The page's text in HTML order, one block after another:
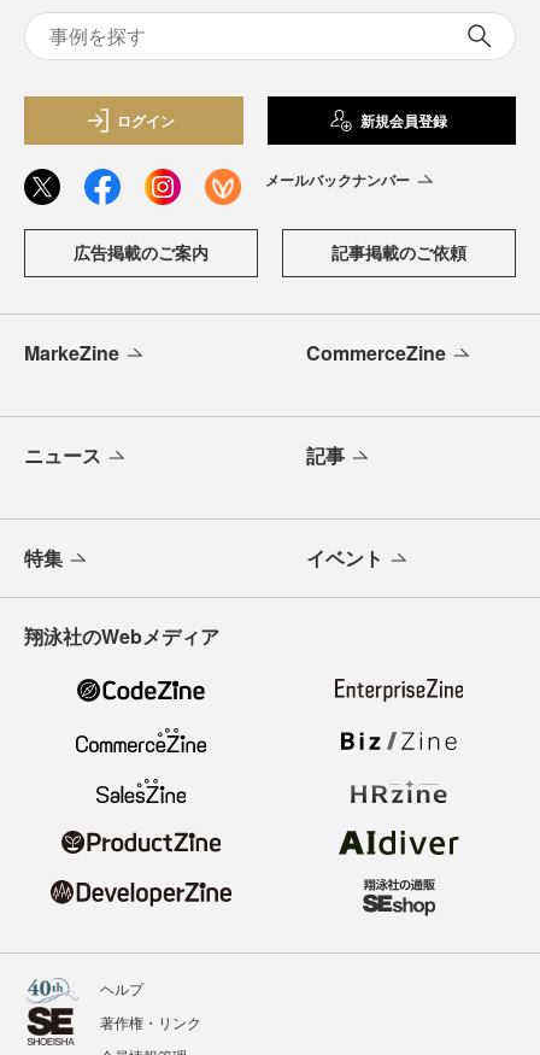
ログイン 新規会員登録
メールバックナンバー
広告掲載のご案内 記事掲載のご依頼
MarkeZine CommerceZine
ニュース 記事
特集 イベント
翔泳社のWebメディア
ヘルプ
著作権・リンク